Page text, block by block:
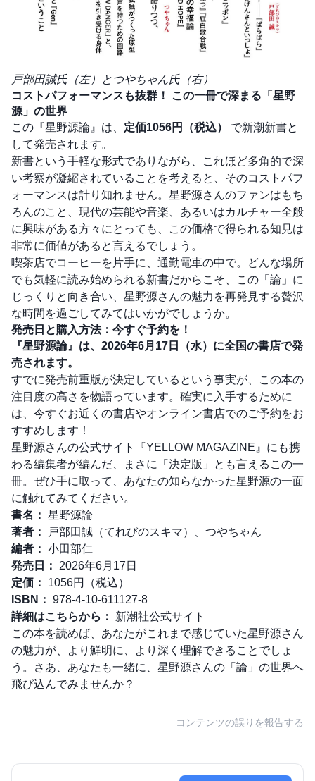
戸部田誠氏（左）とつやちゃん氏（右）
コストパフォーマンスも抜群！ この一冊で深まる「星野
源」の世界
この『星野源論』は、 定価1056円（税込）
で新潮新書と
して発売されます。
新書という手軽な形式でありながら、これほど多角的で深
い考察が凝縮されていることを考えると、そのコストパフ
ォーマンスは計り知れません。星野源さんのファンはもち
ろんのこと、現代の芸能や音楽、あるいはカルチャー全般
に興味がある方々にとっても、この価格で得られる知見は
非常に価値があると言えるでしょう。
喫茶店でコーヒーを片手に、通勤電車の中で。どんな場所
でも気軽に読み始められる新書だからこそ、この「論」に
じっくりと向き合い、星野源さんの魅力を再発見する贅沢
な時間を過ごしてみてはいかがでしょうか。
発売日と購入方法：今すぐ予約を！
『星野源論』は、2026年6月17日（水）に全国の書店で発
売されます。
すでに発売前重版が決定しているという事実が、この本の
注目度の高さを物語っています。確実に入手するために
は、今すぐお近くの書店やオンライン書店でのご予約をお
すすめします！
星野源さんの公式サイト『YELLOW MAGAZINE』にも携
わる編集者が編んだ、まさに「決定版」とも言えるこの一
冊。ぜひ手に取って、あなたの知らなかった星野源の一面
に触れてみてください。
書名： 星野源論
著者：
戸部田誠（てれびのスキマ）、つやちゃん
編者： 小田部仁
発売日：
2026年6月17日
定価：
1056円（税込）
ISBN： 978-4-10-611127-8
詳細はこちらから：
新潮社公式サイト
この本を読めば、あなたがこれまで感じていた星野源さん
の魅力が、より鮮明に、より深く理解できることでしょ
う。さあ、あなたも一緒に、星野源さんの「論」の世界へ
飛び込んでみませんか？
コンテンツの誤りを報告する